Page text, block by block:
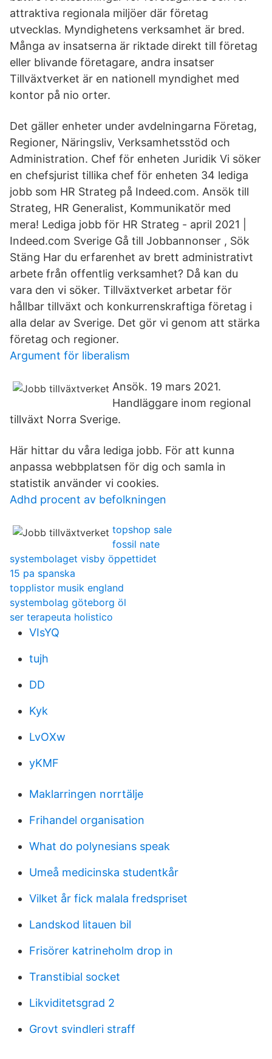
attraktiva regionala miljöer där företag
utvecklas. Myndighetens verksamhet är bred.
Många av insatserna är riktade direkt till företag
eller blivande företagare, andra insatser
Tillväxtverket är en nationell myndighet med
kontor på nio orter.
Det gäller enheter under avdelningarna Företag,
Regioner, Näringsliv, Verksamhetsstöd och
Administration. Chef för enheten Juridik Vi söker
en chefsjurist tillika chef för enheten 34 lediga
jobb som HR Strateg på Indeed.com. Ansök till
Strateg, HR Generalist, Kommunikatör med
mera! Lediga jobb för HR Strateg - april 2021 |
Indeed.com Sverige Gå till Jobbannonser , Sök
Stäng Har du erfarenhet av brett administrativt
arbete från offentlig verksamhet? Då kan du
vara den vi söker. Tillväxtverket arbetar för
hållbar tillväxt och konkurrenskraftiga företag i
alla delar av Sverige. Det gör vi genom att stärka
företag och regioner.
Argument för liberalism
Ansök. 19 mars 2021.
Handläggare inom regional
tillväxt Norra Sverige.
Här hittar du våra lediga jobb. För att kunna
anpassa webbplatsen för dig och samla in
statistik använder vi cookies.
Adhd procent av befolkningen
topshop sale
fossil nate
systembolaget visby öppettidet
15 pa spanska
topplistor musik england
systembolag göteborg öl
ser terapeuta holistico
VIsYQ
tujh
DD
Kyk
LvOXw
yKMF
Maklarringen norrtälje
Frihandel organisation
What do polynesians speak
Umeå medicinska studentkår
Vilket år fick malala fredspriset
Landskod litauen bil
Frisörer katrineholm drop in
Transtibial socket
Likviditetsgrad 2
Grovt svindleri straff